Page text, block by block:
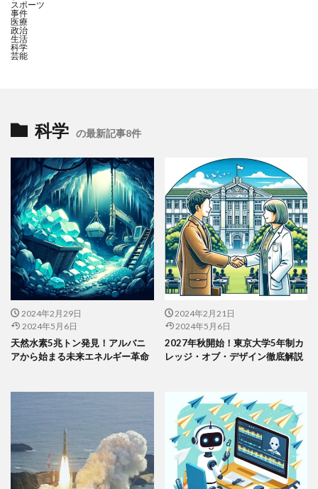
スポーツ
事件
医療
政治
生活
科学
芸能
科学 の最新記事8件
2024年2月29日
2024年5月6日
天然水素5兆トン発見！アルバニ
アから始まる未来エネルギー革命
2024年2月21日
2024年5月6日
2027年秋開始！東京大学5年制カ
レッジ・オブ・デザイン徹底解説